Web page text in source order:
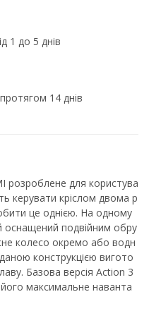
1 до 5 днів
14 днів
розроблене для користува
керувати кріслом двома р
це однією. На одному
оснащений подвійним обру
колесо окремо або водн
конструкцією вигото
Базова версія Action 3
максимальне наванта